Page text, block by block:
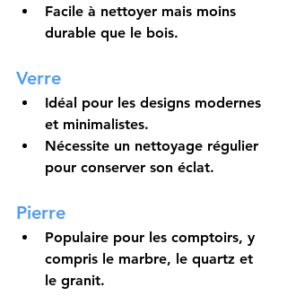
Facile à nettoyer mais moins
durable que le bois.
Verre
Idéal pour les designs modernes
et minimalistes.
Nécessite un nettoyage régulier
pour conserver son éclat.
Pierre
Populaire pour les comptoirs, y
compris le marbre, le quartz et
le granit.